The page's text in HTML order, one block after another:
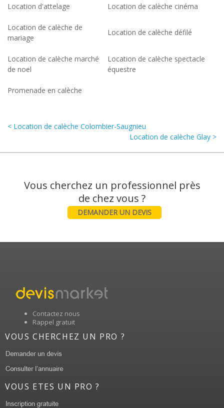
Location d'attelage Location de calèche cinéma
Location de calèche de
mariage
Location de calèche défilé
Location de calèche marché
de noel
Location de calèche spectacle
équestre
Promenade en calèche
< Location de calèche Colombier-Saugnieu
Location de calèche Glay >
Vous cherchez un professionnel près
DEMANDER UN DEVIS
Contactez nous
Rappel gratuit
VOUS CHERCHEZ UN PRO ?
VOUS ETES UN PRO ?